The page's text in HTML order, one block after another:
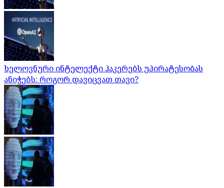
ხელოვნური ინტელექტი ჰაკერებს უპირატესობას
ანიჭებს: როგორ დავიცვათ თავი?